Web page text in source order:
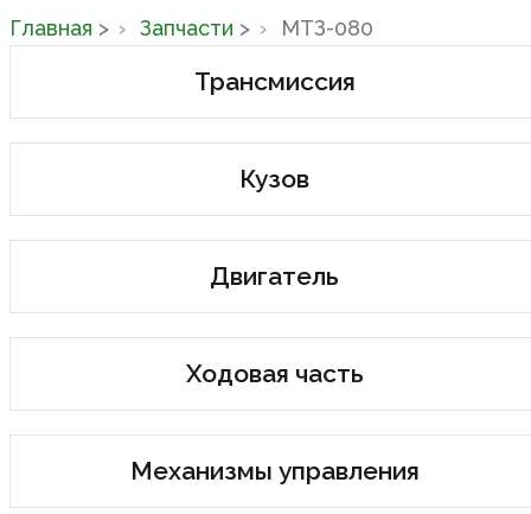
Главная > Запчасти > МТЗ-080
Трансмиссия
Кузов
Двигатель
Ходовая часть
Механизмы управления